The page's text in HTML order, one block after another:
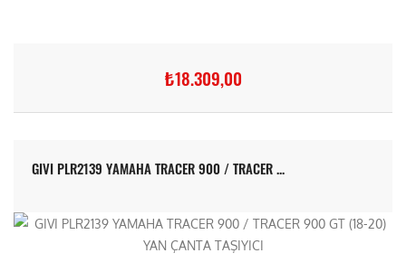
₺18.309,00
GIVI PLR2139 YAMAHA TRACER 900 / TRACER ...